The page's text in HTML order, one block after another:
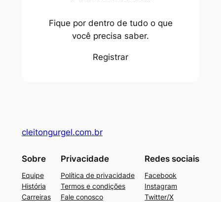
Fique por dentro de tudo o que
você precisa saber.
Registrar
cleitongurgel.com.br
Sobre
Equipe
História
Carreiras
Privacidade
Política de privacidade
Termos e condições
Fale conosco
Redes sociais
Facebook
Instagram
Twitter/X